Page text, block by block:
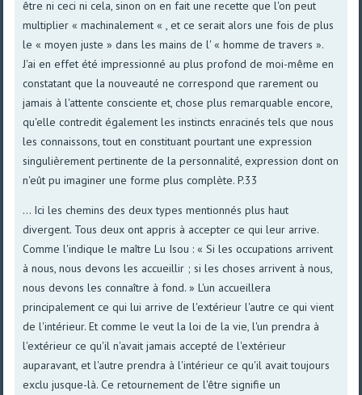
être ni ceci ni cela, sinon on en fait une recette que l'on peut
multiplier « machinalement « , et ce serait alors une fois de plus
le « moyen juste » dans les mains de l' « homme de travers ».
J'ai en effet été impressionné au plus profond de moi-même en
constatant que la nouveauté ne correspond que rarement ou
jamais à l'attente consciente et, chose plus remarquable encore,
qu'elle contredit également les instincts enracinés tels que nous
les connaissons, tout en constituant pourtant une expression
singulièrement pertinente de la personnalité, expression dont on
n'eût pu imaginer une forme plus complète. P.33
... Ici les chemins des deux types mentionnés plus haut
divergent. Tous deux ont appris à accepter ce qui leur arrive.
Comme l'indique le maître Lu Isou : « Si les occupations arrivent
à nous, nous devons les accueillir ; si les choses arrivent à nous,
nous devons les connaître à fond. » L'un accueillera
principalement ce qui lui arrive de l'extérieur l'autre ce qui vient
de l'intérieur. Et comme le veut la loi de la vie, l'un prendra à
l'extérieur ce qu'il n'avait jamais accepté de l'extérieur
auparavant, et l'autre prendra à l'intérieur ce qu'il avait toujours
exclu jusque-là. Ce retournement de l'être signifie un